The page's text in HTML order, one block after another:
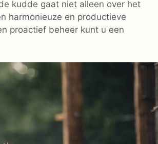
kudde gaat niet alleen over het
harmonieuze en productieve
proactief beheer kunt u een